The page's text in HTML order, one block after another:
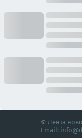
© Лента
Email: